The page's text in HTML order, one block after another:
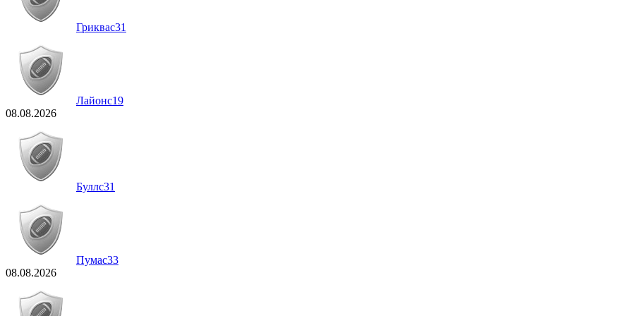
Гриквас31
Лайонс19
08.08.2026
Буллс31
Пумас33
08.08.2026